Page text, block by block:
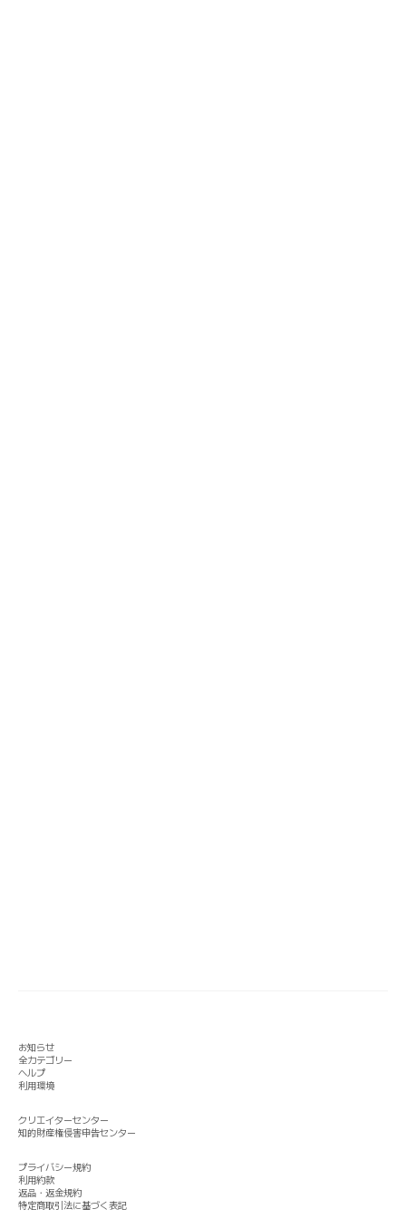
お知らせ
全カテゴリー
ヘルプ
利用環境
クリエイターセンター
知的財産権侵害申告センター
プライバシー規約
利用約款
返品・返金規約
特定商取引法に基づく表記